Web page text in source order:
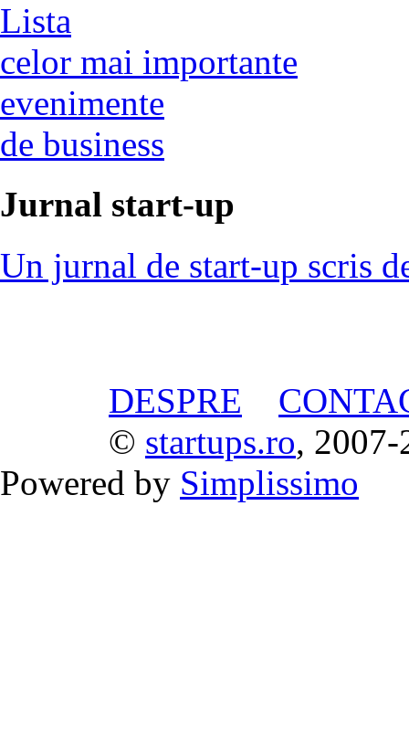
Lista
celor mai importante
evenimente
de business
Jurnal start-up
Un jurnal de start-up scris
DESPRE
© startups.ro, 2007-
Powered by Simplissimo